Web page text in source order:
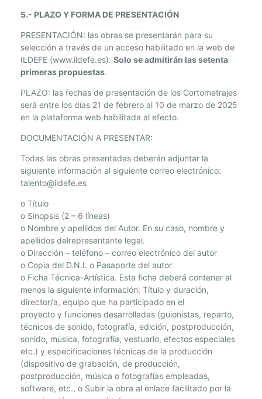
5.- PLAZO Y FORMA DE PRESENTACIÓN
PRESENTACIÓN: las obras se presentarán para su
selección a través de un acceso habilitado en la web de
ILDEFE (www.ildefe.es). Solo se admitirán lassetenta
primeras propuestas.
PLAZO: las fechas de presentación de los Cortometrajes
será entre los días 21 de febrero al 10 de marzo de 2025
en la plataforma web habilitada al efecto.
DOCUMENTACIÓN A PRESENTAR:
Todas las obras presentadas deberán adjuntar la
siguiente información al siguiente correo electrónico:
talento@ildefe.es
o Título
o Sinopsis (2 – 6 líneas)
o Nombre y apellidos del Autor. En su caso, nombre y
apellidos delrepresentante legal.
o Dirección – teléfono – correo electrónico del autor
o Copia del D.N.I. o Pasaporte del autor
o Ficha Técnica-Artística. Esta ficha deberá contener al
menos la siguiente información: Título y duración,
director/a, equipo que ha participado en el
proyecto y funciones desarrolladas (guionistas, reparto,
técnicos de sonido, fotografía, edición, postproducción,
sonido, música, fotografía, vestuario, efectos especiales
etc.) y especificaciones técnicas de la producción
(dispositivo de grabación, de producción,
postproducción, música o fotografías empleadas,
software, etc., o Subir la obra al enlace facilitado por la